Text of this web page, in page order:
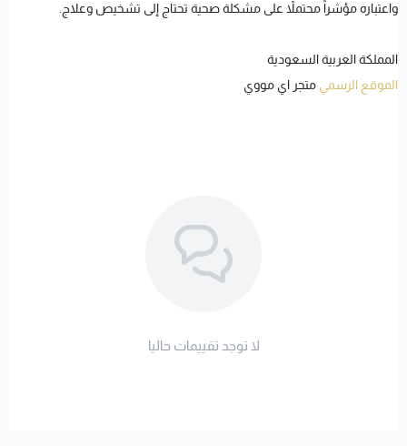
واعتباره مؤشراً محتملاً على مشكلة صحية تحتاج إلى تشخيص وعلاج.
المملكة العربية السعودية
الموقع الرسمي متجر اي مووي
لا توجد تقييمات حاليا